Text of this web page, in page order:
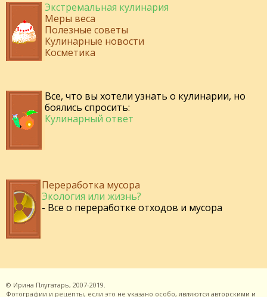
Экстремальная кулинария
Меры веса
Полезные советы
Кулинарные новости
Косметика
Все, что вы хотели узнать о кулинарии, но
боялись спросить:
Кулинарный ответ
Переработка мусора
Экология или жизнь?
- Все о переработке отходов и мусора
© Ирина Плугатарь, 2007-2019.
Фотографии и рецепты, если это не указано особо, являются авторскими и